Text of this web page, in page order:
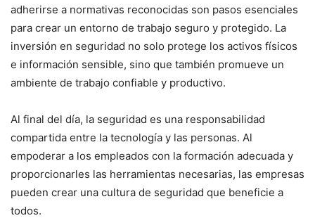
adherirse a normativas reconocidas son pasos esenciales
para crear un entorno de trabajo seguro y protegido. La
inversión en seguridad no solo protege los activos físicos
e información sensible, sino que también promueve un
ambiente de trabajo confiable y productivo.
Al final del día, la seguridad es una responsabilidad
compartida entre la tecnología y las personas. Al
empoderar a los empleados con la formación adecuada y
proporcionarles las herramientas necesarias, las empresas
pueden crear una cultura de seguridad que beneficie a
todos.